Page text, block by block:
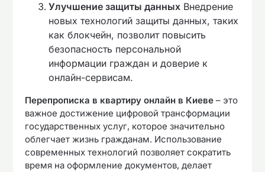
Улучшение защиты данных Внедрение
новых технологий защиты данных, таких
как блокчейн, позволит повысить
безопасность персональной
информации граждан и доверие к
онлайн-сервисам.
Перепрописка в квартиру онлайн в Киеве– это
важное достижение цифровой трансформации
государственных услуг, которое значительно
облегчает жизнь гражданам. Использование
современных технологий позволяет сократить
время на оформление документов, делает